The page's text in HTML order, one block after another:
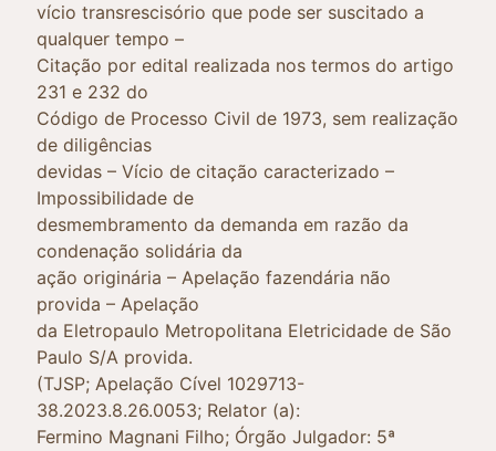
vício transrescisório que pode ser suscitado a
qualquer tempo –
Citação por edital realizada nos termos do artigo
231 e 232 do
Código de Processo Civil de 1973, sem realização
de diligências
devidas – Vício de citação caracterizado –
Impossibilidade de
desmembramento da demanda em razão da
condenação solidária da
ação originária – Apelação fazendária não
provida – Apelação
da Eletropaulo Metropolitana Eletricidade de São
Paulo S/A provida.
(TJSP; Apelação Cível 1029713-
38.2023.8.26.0053; Relator (a):
Fermino Magnani Filho; Órgão Julgador: 5ª